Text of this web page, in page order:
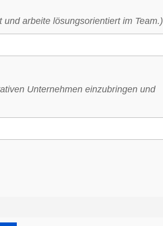
arbeite lösungsorientiert im Team.)
Unternehmen einzubringen und